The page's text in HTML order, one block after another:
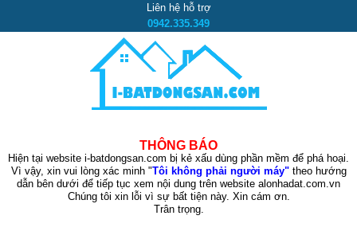
Liên hệ hỗ trợ
0942.335.349
THÔNG BÁO
Hiện tại website i-batdongsan.com bị kẻ xấu dùng phần mềm để phá hoại.
Vì vậy, xin vui lòng xác minh "Tôi không phải người máy"theo hướng
dẫn bên dưới để tiếp tục xem nội dung trên website alonhadat.com.vn
Chúng tôi xin lỗi vì sự bất tiện này. Xin cám ơn.
Trân trọng.